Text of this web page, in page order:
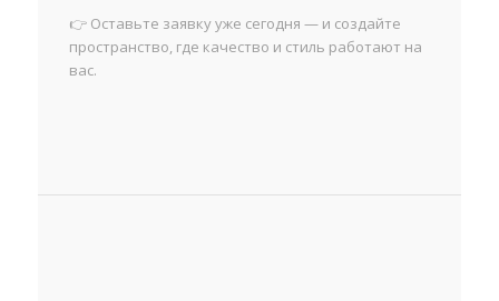
👉 Оставьте заявку уже сегодня — и создайте
пространство, где качество и стиль работают на
вас.